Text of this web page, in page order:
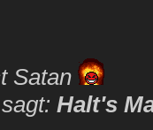
Satan
Halt's